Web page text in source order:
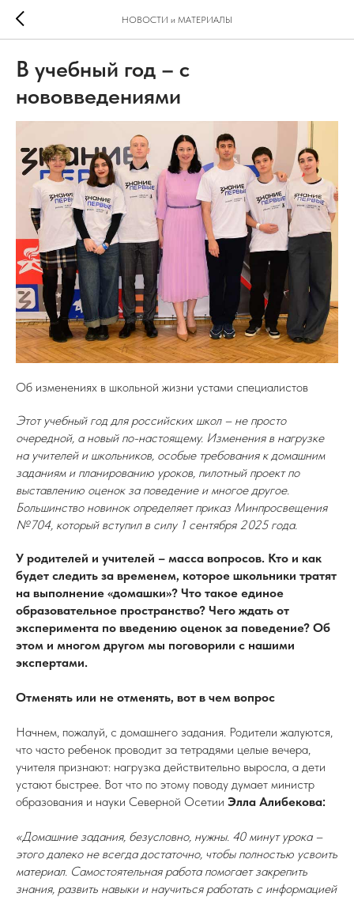
НОВОСТИ и МАТЕРИАЛЫ
В учебный год – с
нововведениями
Об изменениях в школьной жизни устами специалистов
Этот учебный год для российских школ – не просто
очередной, а новый по-настоящему. Изменения в нагрузке
на учителей и школьников, особые требования к домашним
заданиям и планированию уроков, пилотный проект по
выставлению оценок за поведение и многое другое.
Большинство новинок определяет приказ Минпросвещения
№704, который вступил в силу 1 сентября 2025 года.
У родителей и учителей – масса вопросов. Кто и как
будет следить за временем, которое школьники тратят
на выполнение «домашки»? Что такое единое
образовательное пространство? Чего ждать от
эксперимента по введению оценок за поведение? Об
этом и многом другом мы поговорили с нашими
экспертами.
Отменять или не отменять, вот в чем вопрос
Начнем, пожалуй, с домашнего задания. Родители жалуются,
что часто ребенок проводит за тетрадями целые вечера,
учителя признают: нагрузка действительно выросла, а дети
устают быстрее. Вот что по этому поводу думает министр
образования и науки Северной Осетии Элла Алибекова:
«Домашние задания, безусловно, нужны. 40 минут урока –
этого далеко не всегда достаточно, чтобы полностью усвоить
материал. Самостоятельная работа помогает закрепить
знания, развить навыки и научиться работать с информацией